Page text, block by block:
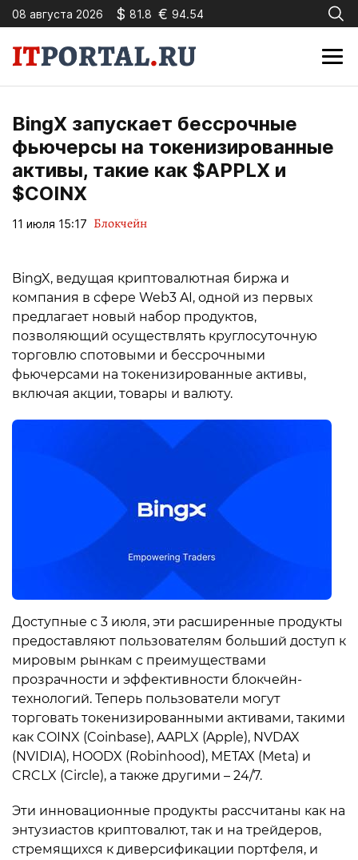
08 августа 2026 $ 81.8 € 94.54
BingX запускает бессрочные
фьючерсы на токенизированные
активы, такие как $APPLX и
$COINX
11 июля 15:17 Блокчейн
BingX, ведущая криптовалютная биржа и
компания в сфере Web3 AI, одной из первых
предлагает новый набор продуктов,
позволяющий осуществлять круглосуточную
торговлю спотовыми и бессрочными
фьючерсами на токенизированные активы,
включая акции, товары и валюту.
Доступные с 3 июля, эти расширенные продукты
предоставляют пользователям больший доступ к
мировым рынкам с преимуществами
прозрачности и эффективности блокчейн-
технологий. Теперь пользователи могут
торговать токенизированными активами, такими
как COINX (Coinbase), AAPLX (Apple), NVDAX
(NVIDIA), HOODX (Robinhood), METAX (Meta) и
CRCLX (Circle), а также другими – 24/7.
Эти инновационные продукты рассчитаны как на
энтузиастов криптовалют, так и на трейдеров,
стремящихся к диверсификации портфеля, и